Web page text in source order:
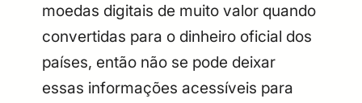
moedas digitais de muito valor quando
convertidas para o dinheiro oficial dos
países, então não se pode deixar
essas informações acessíveis para